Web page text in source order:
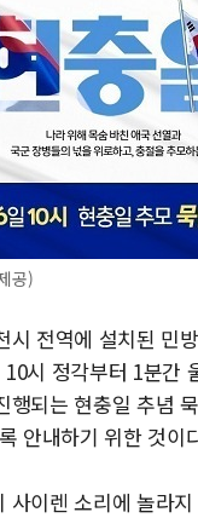
공)
시 전역에 설치된 민
시 정각부터 1분간
행되는 현충일 추념
안내하기 위한 것이
사이렌 소리에 놀라